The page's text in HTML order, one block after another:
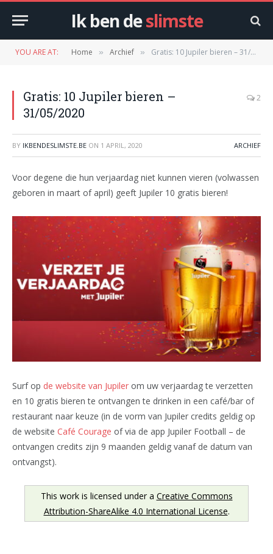
Ik ben deslimste
YOU ARE AT: Home » Archief » Gratis: 10 Jupiler bieren – 31/05/2020
Gratis: 10 Jupiler bieren –
31/05/2020
2
BY IKBENDESLIMSTE.BE ON 1 APRIL, 2020 ARCHIEF
Voor degene die hun verjaardag niet kunnen vieren (volwassen
geboren in maart of april) geeft Jupiler 10 gratis bieren!
Surf op de website van Jupiler om uw verjaardag te verzetten
en 10 gratis bieren te ontvangen te drinken in een café/bar of
restaurant naar keuze (in de vorm van Jupiler credits geldig op
de website Café Courage of via de app Jupiler Football – de
ontvangen credits zijn 9 maanden geldig vanaf de datum van
ontvangst).
This work is licensed under a Creative Commons
Attribution-ShareAlike 4.0 International License.